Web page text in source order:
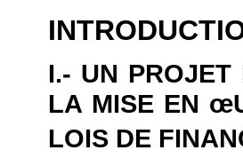
I.- UN PROJET
LA MISE EN
LOIS DE